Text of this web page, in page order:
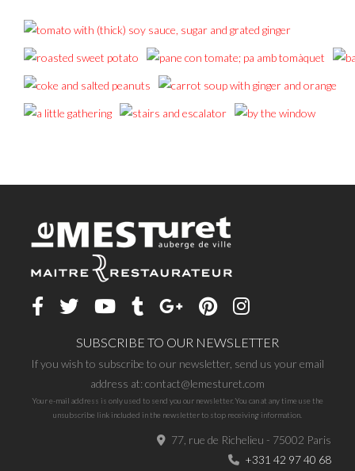
SUBSCRIBE TO OUR NEWSLETTER
If you wish to subscribe to our newsletter, send us your email
address at: contact@lemesturet.com
Your e-mail address is only used to send you our newsletter. You can at any time use the
unsubscribe link included in the newsletter to stop receiving information.
77, rue de Richelieu - 75002 Paris
+331 42 97 40 68